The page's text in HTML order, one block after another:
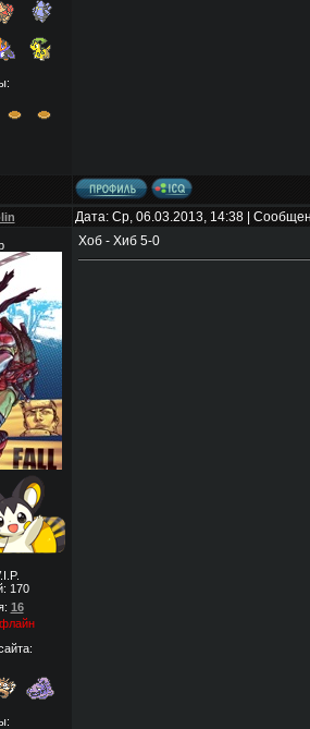
Дата: Ср, 06.03.2013, 14:38 |
170
16
Хоб - Хиб 5-0